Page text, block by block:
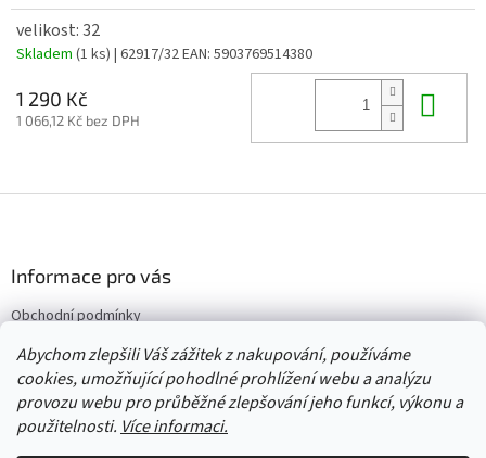
Abychom zlepšili Váš zážitek z nakupování, používáme
cookies, umožňující pohodlné prohlížení webu a analýzu
provozu webu pro průběžné zlepšování jeho funkcí, výkonu a
použitelnosti. Více informaci.
velikost: 32
Skladem (1 ks) | 62917/32EAN: 5903769514380
1 290 Kč
1 066,12 Kč bez DPH
í
Informace pro vás
Obchodní podmínky
Vrácení/výměna/reklamace
Velkoobchod